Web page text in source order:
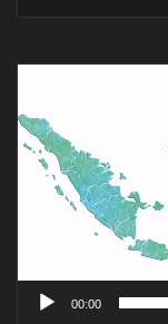
00:00